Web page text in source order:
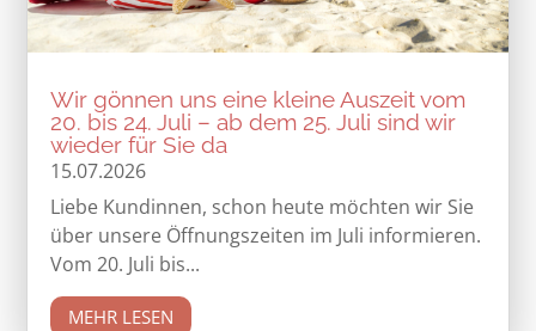
Wir gönnen uns eine kleine Auszeit vom
20. bis 24. Juli – ab dem 25. Juli sind wir
wieder für Sie da
15.07.2026
Liebe Kundinnen, schon heute möchten wir Sie
über unsere Öffnungszeiten im Juli informieren.
Vom 20. Juli bis...
MEHR LESEN